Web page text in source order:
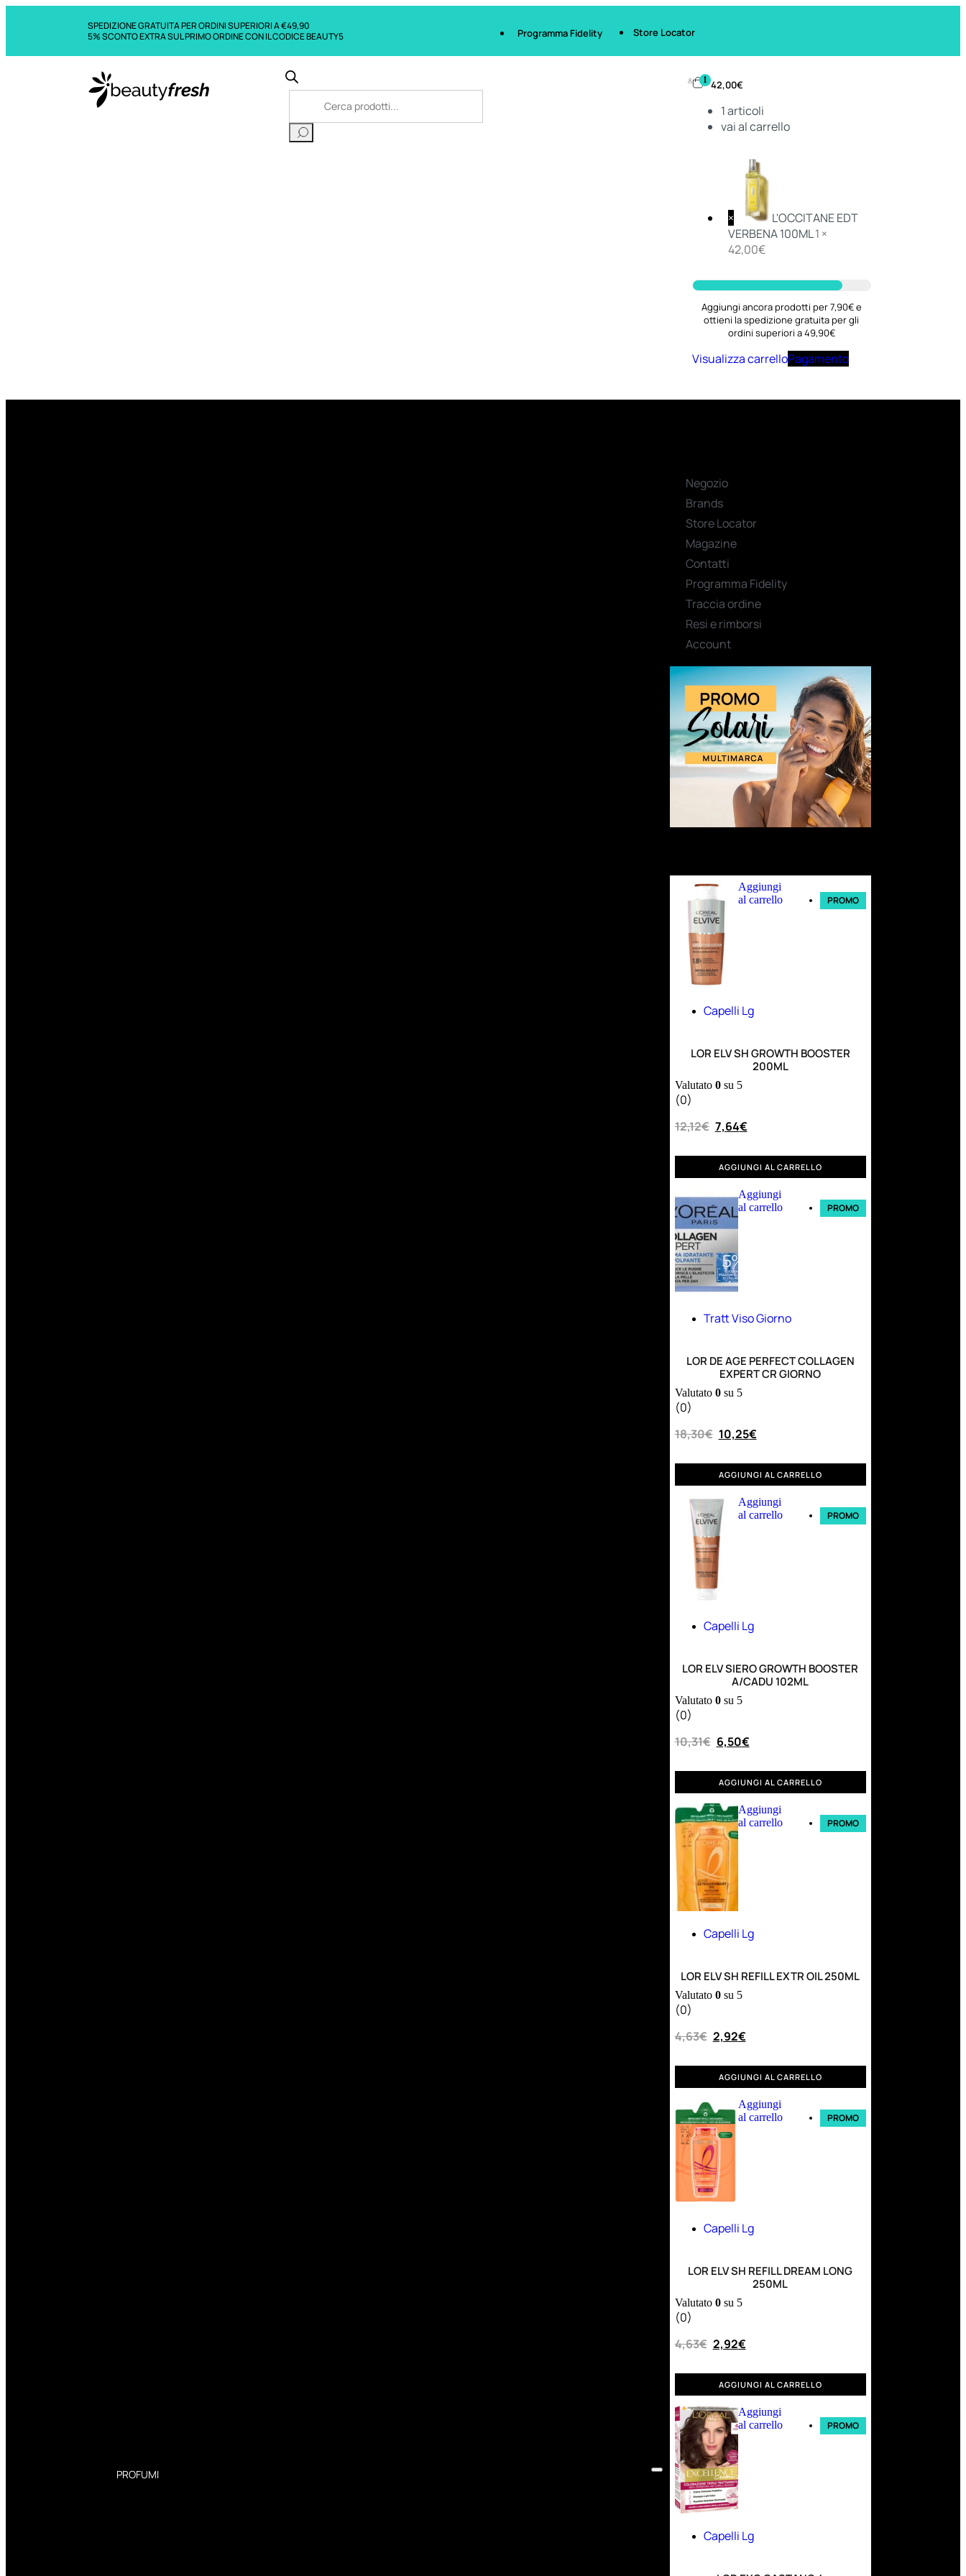
SPEDIZIONE GRATUITA PER ORDINI SUPERIORI A €49,90
5% SCONTO EXTRA SUL PRIMO ORDINE CON IL CODICE BEAUTY5
Programma Fidelity Store Locator
1 42,00€
1articoli
vai al carrello
×
L'OCCITANE EDT
VERBENA 100ML1 ×
42,00€
Aggiungi ancora prodotti per 7,90€ e
ottieni la spedizione gratuita per gli
ordini superiori a 49,90€
Visualizza carrelloPagamento
PROFUMI
Negozio
Brands
Store Locator
Magazine
Contatti
Programma Fidelity
Traccia ordine
Resi e rimborsi
Account
Aggiungi
al carrello
PROMO
Capelli Lg
LOR ELV SH GROWTH BOOSTER
200ML
Valutato 0su 5
(0)
12,12€ 7,64€
AGGIUNGI AL CARRELLO
Aggiungi
al carrello
PROMO
Tratt Viso Giorno
LOR DE AGE PERFECT COLLAGEN
EXPERT CR GIORNO
Valutato 0su 5
(0)
18,30€ 10,25€
AGGIUNGI AL CARRELLO
Aggiungi
al carrello
PROMO
Capelli Lg
LOR ELV SIERO GROWTH BOOSTER
A/CADU 102ML
Valutato 0su 5
(0)
10,31€ 6,50€
AGGIUNGI AL CARRELLO
Aggiungi
al carrello
PROMO
Capelli Lg
LOR ELV SH REFILL EXTR OIL 250ML
Valutato 0su 5
(0)
4,63€ 2,92€
AGGIUNGI AL CARRELLO
Aggiungi
al carrello
PROMO
Capelli Lg
LOR ELV SH REFILL DREAM LONG
250ML
Valutato 0su 5
(0)
4,63€ 2,92€
AGGIUNGI AL CARRELLO
Aggiungi
al carrello
PROMO
Capelli Lg